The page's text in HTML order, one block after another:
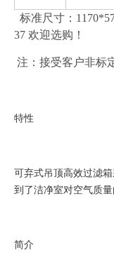
标准尺寸：
37 欢迎选购！
注：接受客户非标
特性
可弃式吊顶高效过滤
到了洁净室对空气质
简介